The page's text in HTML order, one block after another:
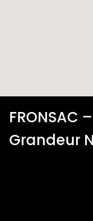
FRONSAC
Grandeur